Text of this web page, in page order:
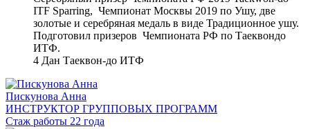
ITF Sparring, Чемпионат Москвы 2019 по Ушу, две
золотые и серебряная медаль в виде Традиционное ушу.
Подготовил призеров Чемпионата РФ по Таеквондо
ИТФ.
4 Дан Таеквон-до ИТФ
Пискунова Анна
ИНСТРУКТОР ГРУППОВЫХ ПРОГРАММ
Стаж работы 22 года